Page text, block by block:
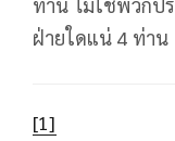
ท่าน ไม่ใช่พวกป
ฝ่ายใดแน่ 4 ท่าน
[1]